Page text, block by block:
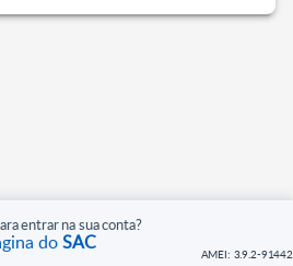
entrar na sua conta?
doSAC
AMEI: 3.9.2-91442